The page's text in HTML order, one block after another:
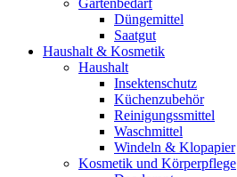
Gartenbedarf
Düngemittel
Saatgut
Haushalt & Kosmetik
Haushalt
Insektenschutz
Küchenzubehör
Reinigungssmittel
Waschmittel
Windeln & Klopapier
Kosmetik und Körperpflege